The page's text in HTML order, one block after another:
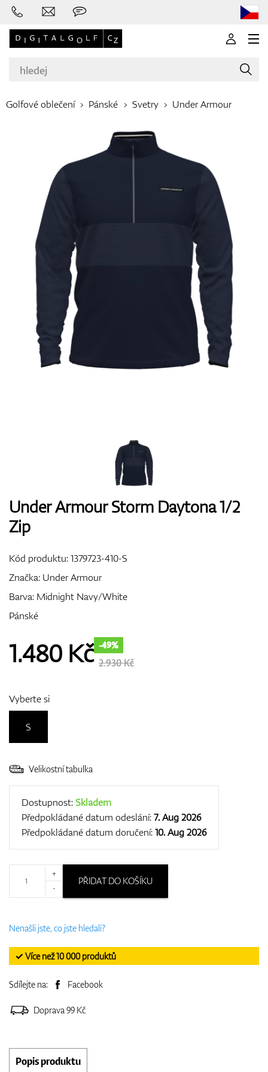
Značky
Bagy
GPS/Dálkoměry
Doplňky
Golfové oblečení Pánské Svetry Under Armour
Under Armour Storm Daytona 1/2
Zip
Kód produktu:1379723-410-S
Značka: Under Armour
Barva: Midnight Navy/White
Pánské
1.480 Kč -49%
2.930 Kč
Vyberte si
S
Velikostní tabulka
Dostupnost:Skladem
Předpokládané datum odeslání:7. Aug 2026
Předpokládané datum doručení:10. Aug 2026
+
-
PŘIDAT DO KOŠÍKU
Nenašli jste, co jste hledali?
✓ Více než 10 000 produktů
Sdílejte na: Facebook
Doprava 99 Kč
Popis produktu